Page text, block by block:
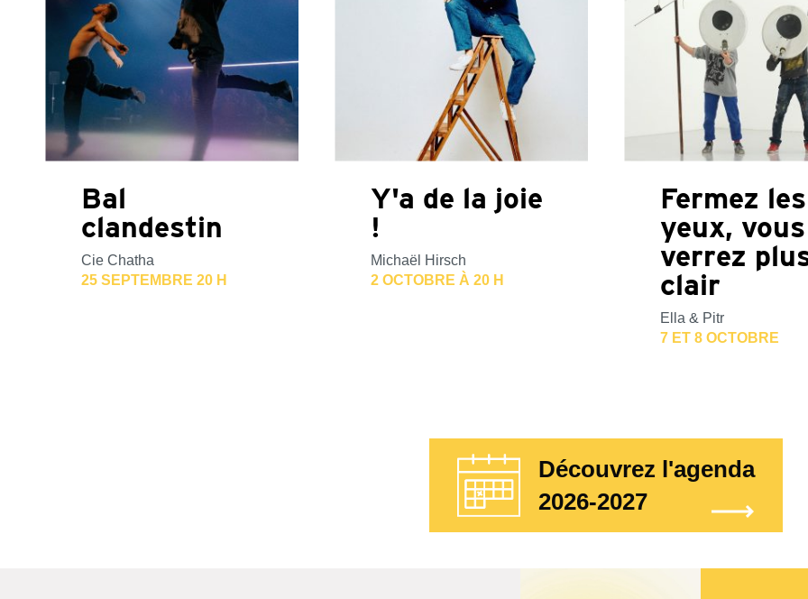
Bal
clandestin
Cie Chatha
25 SEPTEMBRE 20 H
Y'a de la joie
!
Michaël Hirsch
2 OCTOBRE À 20 H
Fermez les
yeux,
verrez
clair
Ella & Pitr
7 ET 8 OCTOBRE
Découvrez l'agenda
2026-2027